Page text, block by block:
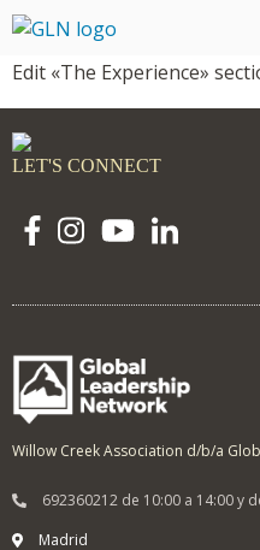
Edit «The Experience»
LET'S CONNECT
Willow Creek Association d/b/a
692360212 de 10:00 a 14:00 y
Madrid